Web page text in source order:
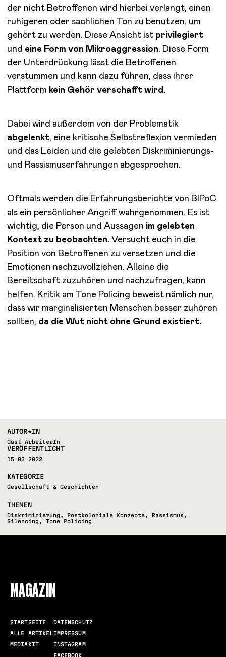
der nicht Betroffenen wird hierbei verlangt, einen
ruhigeren oder sachlichen Ton zu benutzen, um
gehört zu werden. Diese Ansicht ist privilegiert
und eine Form von Mikroaggression. Diese Form
der Unterdrückung lässt die Betroffenen
verstummen und kann dazu führen, dass ihrer
Plattform kein Gehör verschafft wird.
Dabei wird außerdem von der Problematik
abgelenkt, eine kritische Selbstreflexion vermieden
und das Leiden und die gelebten Diskriminierungs-
und Rassismuserfahrungen abgesprochen.
Oftmals werden die Erfahrungsberichte von BIPoC
als ein persönlicher Angriff wahrgenommen. Es ist
wichtig, die Person und Aussagen im gelebten
Kontext zu beobachten.Versucht euch in die
Position von Betroffenen zu versetzen und die
Emotionen nachzuvollziehen. Alleine die
Bereitschaft zuzuhören und nachzufragen, kann
helfen. Kritik am Tone Policing beweist nämlich nur,
dass wir marginalisierten Menschen besser zuhören
sollten, da die Wut nicht ohne Grund existiert.
AUTOR*IN
Gast ArbeiterIn
VERÖFFENTLICHT
15-03-2022
KATEGORIE
Gesellschaft & Geschichten
THEMEN
Diskriminierung , Postkoloniale Konzepte , Rassismus ,
Silencing ,Tone Policing
MAGAZIN
STARTSEITE
ALLE ARTIKEL
MEDIAKIT
DATENSCHUTZ
IMPRESSUM
INSTAGRAM
FACEBOOK